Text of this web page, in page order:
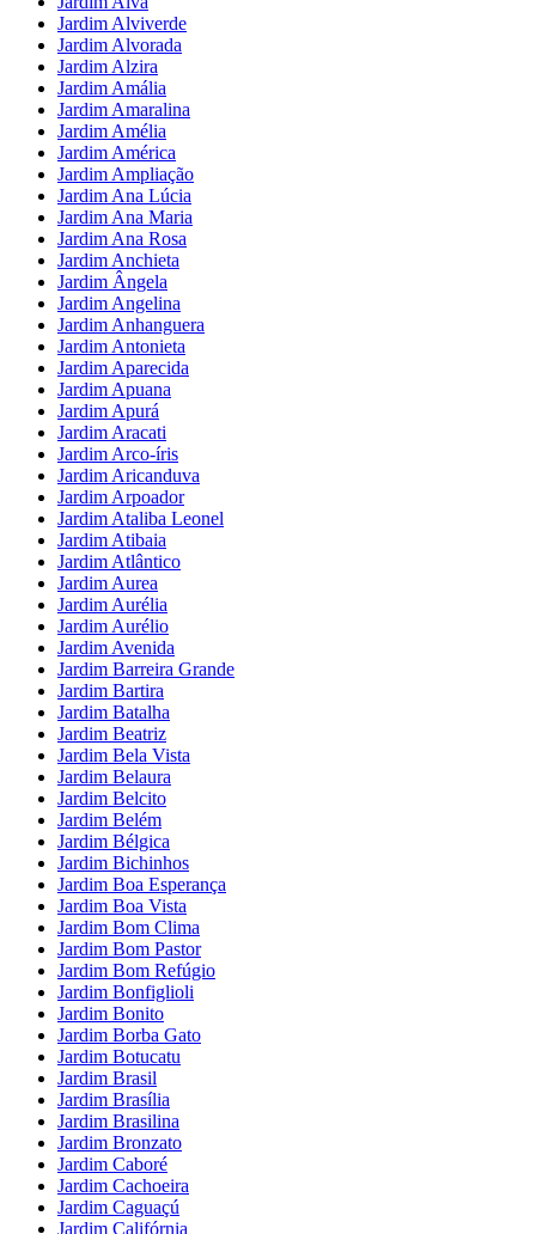
Jardim Alviverde
Jardim Alvorada
Jardim Alzira
Jardim Amália
Jardim Amaralina
Jardim Amélia
Jardim América
Jardim Ampliação
Jardim Ana Lúcia
Jardim Ana Maria
Jardim Ana Rosa
Jardim Anchieta
Jardim Ângela
Jardim Angelina
Jardim Anhanguera
Jardim Antonieta
Jardim Aparecida
Jardim Apuana
Jardim Apurá
Jardim Aracati
Jardim Arco-íris
Jardim Aricanduva
Jardim Arpoador
Jardim Ataliba Leonel
Jardim Atibaia
Jardim Atlântico
Jardim Aurea
Jardim Aurélia
Jardim Aurélio
Jardim Avenida
Jardim Barreira Grande
Jardim Bartira
Jardim Batalha
Jardim Beatriz
Jardim Bela Vista
Jardim Belaura
Jardim Belcito
Jardim Belém
Jardim Bélgica
Jardim Bichinhos
Jardim Boa Esperança
Jardim Boa Vista
Jardim Bom Clima
Jardim Bom Pastor
Jardim Bom Refúgio
Jardim Bonfiglioli
Jardim Bonito
Jardim Borba Gato
Jardim Botucatu
Jardim Brasil
Jardim Brasília
Jardim Brasilina
Jardim Bronzato
Jardim Caboré
Jardim Cachoeira
Jardim Caguaçú
Jardim Califórnia